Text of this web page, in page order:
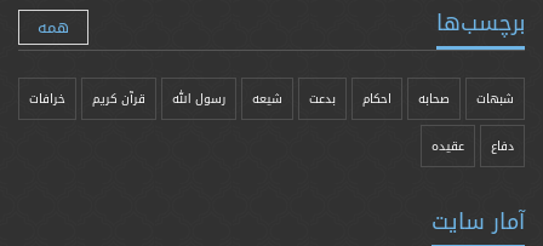
برچسب‌ها همه
شبهات صحابه احکام بدعت شیعه رسول الله قرآن کریم خرافات
دفاع عقیده
آمار سایت